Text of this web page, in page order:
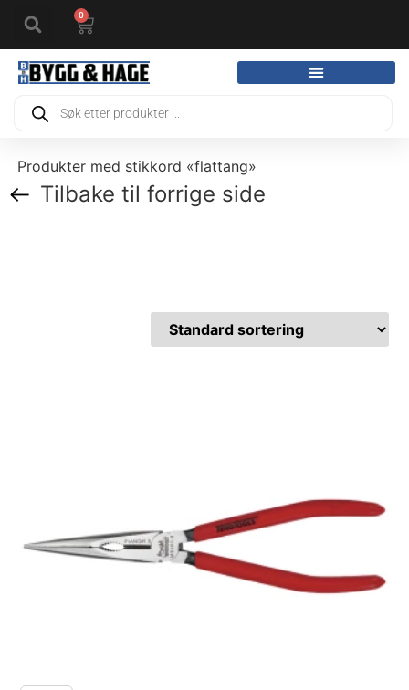
0
Produkter med stikkord «flattang»
Tilbake til forrige side